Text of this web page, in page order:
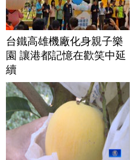
台鐵高雄機廠化身親子樂
園 讓港都記憶在歡笑中延
續